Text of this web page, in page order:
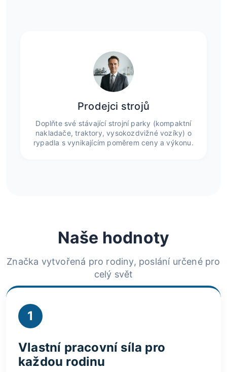
Prodejci strojů
Doplňte své stávající strojní parky (kompaktní
nakladače, traktory, vysokozdvižné vozíky) o
rypadla s vynikajícím poměrem ceny a výkonu.
Naše hodnoty
Značka vytvořená pro rodiny, poslání určené pro
celý svět
1
Vlastní pracovní síla pro
každou rodinu